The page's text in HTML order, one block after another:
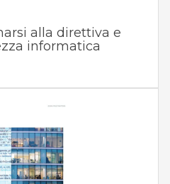
alla direttiva e
informatica